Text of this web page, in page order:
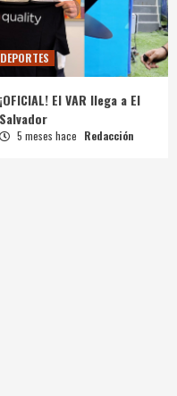
DEPORTES
¡OFICIAL! El VAR llega a El
Salvador
5 meses hace Redacción